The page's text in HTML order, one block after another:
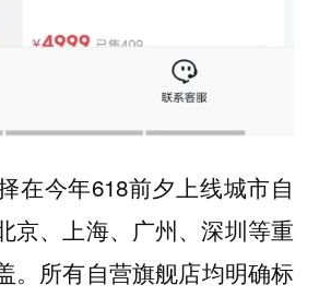
在今年618前夕上线城市自
、上海、广州、深圳等重
。所有自营旗舰店均明确标